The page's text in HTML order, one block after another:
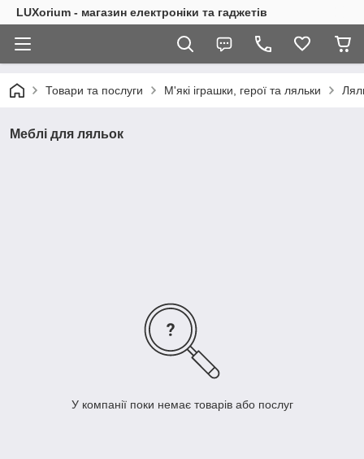
LUXorium - магазин електроніки та гаджетів
Товари та послуги М'які іграшки, герої та ляльки
Меблі для ляльок
У компанії поки немає товарів або послуг